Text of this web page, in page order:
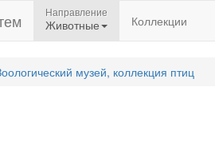
Направление
Животные Коллекции
музей, коллекция птиц